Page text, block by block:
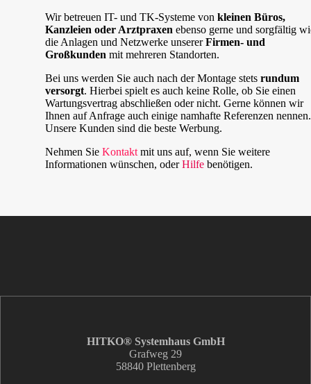
Wir betreuen IT- und TK-Systeme von kleinen Büros,
Kanzleien oder Arztpraxen ebenso gerne und sorgfältig
die Anlagen und Netzwerke unsererFirmen- und
Großkunden mit mehreren Standorten.
Bei uns werden Sie auch nach der Montage stets rundum
versorgt. Hierbei spielt es auch keine Rolle, ob Sie einen
Wartungsvertrag abschließen oder nicht. Gerne können wir
Ihnen auf Anfrage auch einige namhafte Referenzen nennen.
Unsere Kunden sind die beste Werbung.
Nehmen Sie Kontakt mit uns auf, wenn Sie weitere
Informationen wünschen, oderHilfe benötigen.
HITKO® Systemhaus GmbH
Grafweg 29
58840 Plettenberg